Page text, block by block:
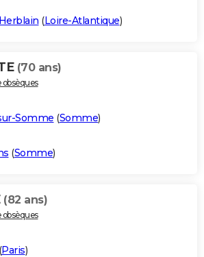
(Loire-Atlantique)
(70 ans)
Somme (Somme)
(Somme)
(82 ans)
(Paris)